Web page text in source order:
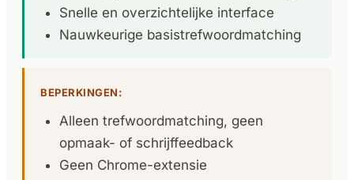
Snelle en overzichtelijke interface
Nauwkeurige basistrefwoordmatching
BEPERKINGEN:
Alleen trefwoordmatching, geen
opmaak- of schrijffeedback
Geen Chrome-extensie